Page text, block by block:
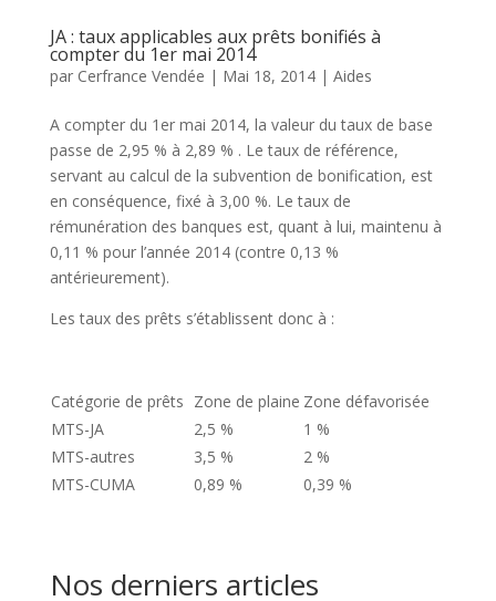
JA : taux applicables aux prêts bonifiés à
compter du 1er mai 2014
par Cerfrance Vendée | Mai 18, 2014| Aides
A compter du 1er mai 2014, la valeur du taux de base
passe de 2,95 % à 2,89 % . Le taux de référence,
servant au calcul de la subvention de bonification, est
en conséquence, fixé à 3,00 %. Le taux de
rémunération des banques est, quant à lui, maintenu à
0,11 % pour l’année 2014 (contre 0,13 %
antérieurement).
Les taux des prêts s’établissent donc à :
Catégorie de prêts Zone de plaine Zone défavorisée
MTS-JA
2,5 %
1 %
MTS-autres
3,5 %
2 %
MTS-CUMA
0,89 % 0,39 %
Nos derniers articles